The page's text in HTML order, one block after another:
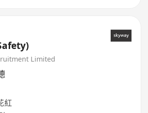
Limited
紅